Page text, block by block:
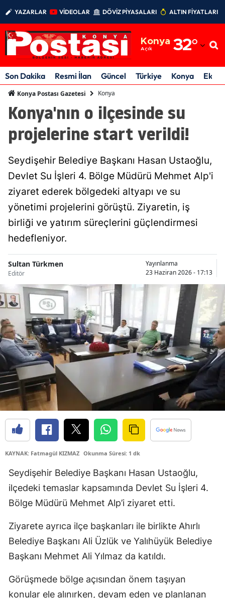
YAZARLAR VİDEOLAR DÖVİZ PİYASALARI ALTIN FİYATLARI
Konya
Açık 32°
Adıyaman
Afyonkarahisar
Amasya
Ankara
Artvin
Aydın
Balıkesir
Bingöl
Bitlis
Burdur
Bursa
Çanakkale
Çankırı
Çorum
Denizli
Diyarbakır
Elazığ
Erzincan
Erzurum
Eskişehir
Giresun
Son Dakika Resmi İlan Güncel Türkiye Konya
Konya Postası Gazetesi Konya
Konya'nın o ilçesinde su
projelerine start verildi!
Seydişehir Belediye Başkanı Hasan Ustaoğlu,
Devlet Su İşleri 4. Bölge Müdürü Mehmet Alp'i
ziyaret ederek bölgedeki altyapı ve su
yönetimi projelerini görüştü. Ziyaretin, iş
birliği ve yatırım süreçlerini güçlendirmesi
hedefleniyor.
Sultan Türkmen
Editör
Yayınlanma
23 Haziran 2026 - 17:13
KAYNAK: Fatmagül KIZMAZ Okunma Süresi: 1 dk
Seydişehir Belediye Başkanı Hasan Ustaoğlu,
ilçedeki temaslar kapsamında Devlet Su İşleri 4.
Bölge Müdürü Mehmet Alp’i ziyaret etti.
Ziyarete ayrıca ilçe başkanları ile birlikte Ahırlı
Belediye Başkanı Ali Üzlük ve Yalıhüyük Belediye
Başkanı Mehmet Ali Yılmaz da katıldı.
Görüşmede bölge açısından önem taşıyan
konular ele alınırken, devam eden ve planlanan